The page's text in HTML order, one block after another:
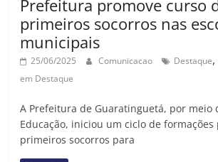
Prefeitura promove curso
primeiros socorros nas
municipais
25/06/2025 Comunicacao Destaque,
em Destaque
A Prefeitura de Guaratinguetá, por meio
Educação, iniciou um ciclo de formações
primeiros socorros para